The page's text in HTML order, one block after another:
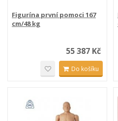
Figurína první pomoci 167
cm/48 kg
55 387 Kč
Do košíku